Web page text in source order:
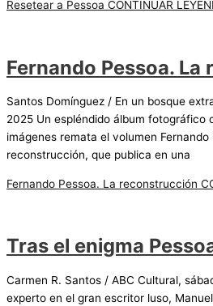
Resetear a Pessoa CONTINUAR
Fernando Pessoa.
Santos Domínguez / En un bosque
2025 Un espléndido álbum fotográfico
imágenes remata el volumen Fernando
reconstrucción, que publica en una
Fernando Pessoa. La reconstrucción
Tras el enigma
Carmen R. Santos / ABC Cultural,
experto en el gran escritor luso,